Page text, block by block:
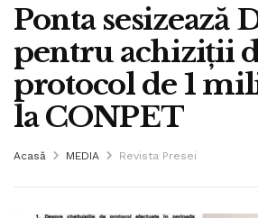
Ponta sesizează
pentru achiziţii
protocol de 1
la CONPET
Acasă MEDIA Revista Presei